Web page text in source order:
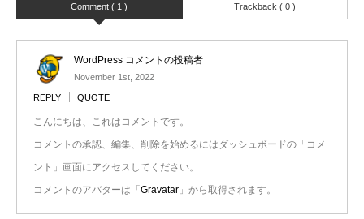
Comment ( 1 ) Trackback ( 0 )
WordPress コメントの投稿者
November 1st, 2022
REPLY QUOTE
こんにちは、これはコメントです。
コメントの承認、編集、削除を始めるにはダッシュボードの「コメ
ント」画面にアクセスしてください。
コメントのアバターは「 Gravatar 」から取得されます。